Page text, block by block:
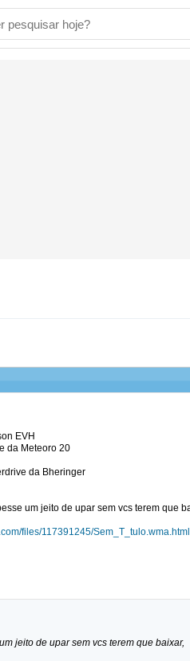
EVH
da Meteoro 20
da Bheringer
um jeito de upar sem vcs terem que
files/117391245/Sem_T_tulo.wma.html
jeito de upar sem vcs terem que baixar,